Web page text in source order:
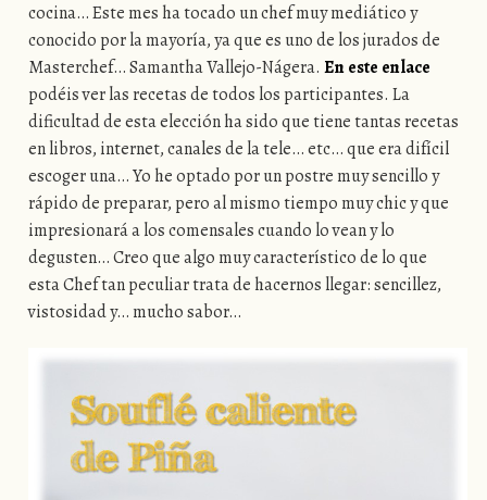
cocina… Este mes ha tocado un chef muy mediático y
conocido por la mayoría, ya que es uno de los jurados de
Masterchef… Samantha Vallejo-Nágera. En este enlace
podéis ver las recetas de todos los participantes. La
dificultad de esta elección ha sido que tiene tantas recetas
en libros, internet, canales de la tele… etc… que era difícil
escoger una… Yo he optado por un postre muy sencillo y
rápido de preparar, pero al mismo tiempo muy chic y que
impresionará a los comensales cuando lo vean y lo
degusten… Creo que algo muy característico de lo que
esta Chef tan peculiar trata de hacernos llegar: sencillez,
vistosidad y… mucho sabor…